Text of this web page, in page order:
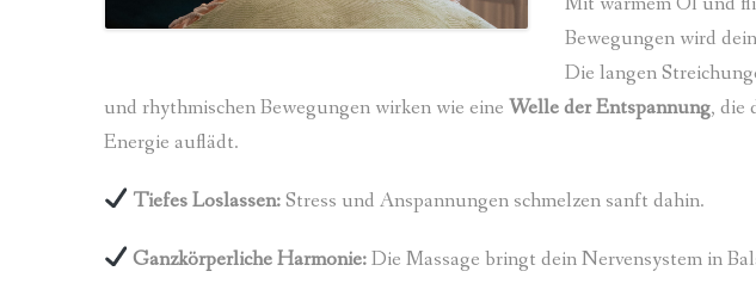
Bewegungen wird
Die langen
und rhythmischen Bewegungen wirken wie eine Welle der Entspannung, die
Energie auflädt.
Tiefes Loslassen:Stress und Anspannungen schmelzen sanft dahin.
Ganzkörperliche Harmonie:Die Massage bringt dein Nervensystem in